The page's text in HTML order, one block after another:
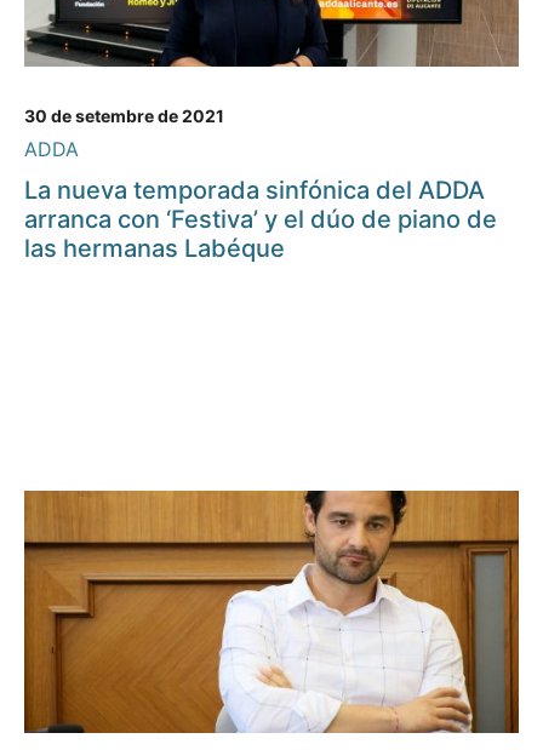
30 de setembre de 2021
ADDA
La nueva temporada sinfónica del ADDA
arranca con ‘Festiva’ y el dúo de piano de
las hermanas Labéque